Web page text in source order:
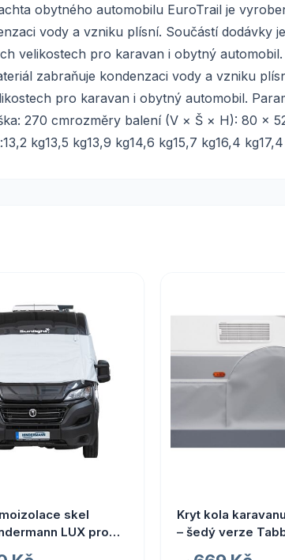
obytného automobilu EuroTrail je
vody a vzniku plísní. Součástí dodávky
velikostech pro karavan i obytný
zabraňuje kondenzaci vody a vzniku
pro karavan i obytný automobil.
270 cmrozměry balení (V × Š × H): 80 ×
kg13,5 kg13,9 kg14,6 kg15,7 kg16,4
skel
LUX pro
Kryt kola
– šedý verze